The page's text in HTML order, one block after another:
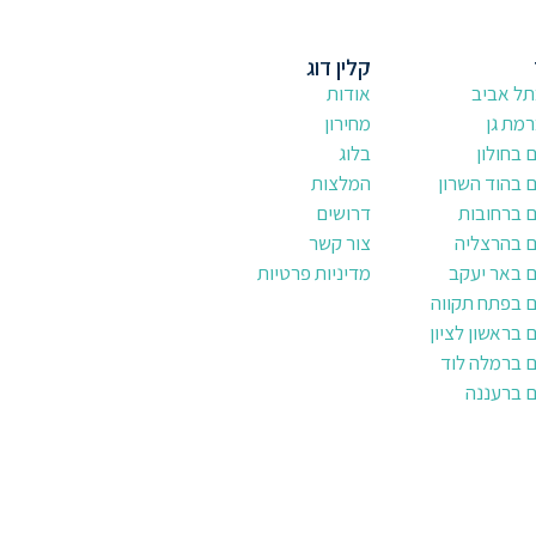
אביב
גן
בהוד השרון
ברחובות
בהרצליה
באר יעקב
בפתח תקווה
לציון
ברמלה לוד
ברעננה
קלין דוג
אודות
מחירון
בלוג
המלצות
דרושים
צור קשר
מדיניות פרטיות